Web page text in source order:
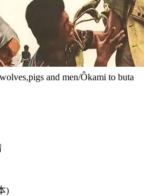
and men/Ôkami to buta
)